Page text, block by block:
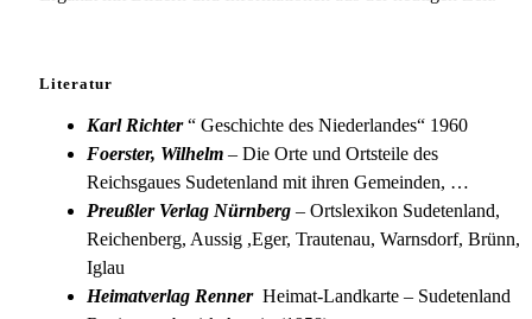
Literatur
Karl Richter“ Geschichte des Niederlandes“ 1960
Foerster, Wilhelm – Die Orte und Ortsteile des
Reichsgaues Sudetenland mit ihren Gemeinden, …
Preußler Verlag Nürnberg – Ortslexikon Sudetenland,
Reichenberg, Aussig ,Eger, Trautenau, Warnsdorf, Brünn,
Iglau
Heimatverlag Renner Heimat-Landkarte – Sudetenland